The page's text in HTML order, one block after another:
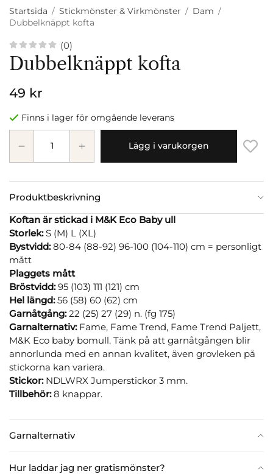
Startsida / Stickmönster & Virkmönster / Dam /
Dubbelknäppt kofta
(0)
Dubbelknäppt kofta
49 kr
Finns i lager för omgående leverans
Lägg i varukorgen
Produktbeskrivning
Garnalternativ
Hur laddar jag ner gratismönster?
Koftan är stickad i M&K Eco Baby ull
Storlek:S (M) L (XL)
Bystvidd:80-84 (88-92) 96-100 (104-110) cm = personligt
mått
Plaggets mått
Bröstvidd:95 (103) 111 (121) cm
Hel längd:56 (58) 60 (62) cm
Garnåtgång:22 (25) 27 (29) n. (fg 175)
Garnalternativ:Fame, Fame Trend, Fame Trend Paljett,
M&K Eco baby bomull. Tänk på att garnåtgången blir
annorlunda med en annan kvalitet, även grovleken på
stickorna kan variera.
Stickor:NDLWRX Jumperstickor 3 mm.
Tillbehör:8 knappar.